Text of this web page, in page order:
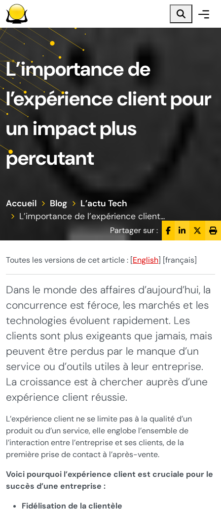
Menu principal
Contenu principal
Pied de page
L’importance de
l’expérience client pour
un impact plus
percutant
Partager sur : Facebook
LinkedIn
X
Accueil Blog
L’actu Tech
L’importance de l’expérience client...
Toutes les versions de cet article : [English] [français]
Dans le monde des affaires d’aujourd’hui, la
concurrence est féroce, les marchés et les
technologies évoluent rapidement. Les
clients sont plus exigeants que jamais, mais
peuvent être perdus par le manque d’un
service ou d’outils utiles à leur entreprise.
La croissance est à chercher auprès d’une
expérience client réussie.
L’expérience client ne se limite pas à la qualité d’un
produit ou d’un service, elle englobe l’ensemble de
l’interaction entre l’entreprise et ses clients, de la
première prise de contact à l’après-vente.
Voici pourquoi l’expérience client est cruciale pour le
succès d’une entreprise :
Fidélisation de la clientèle